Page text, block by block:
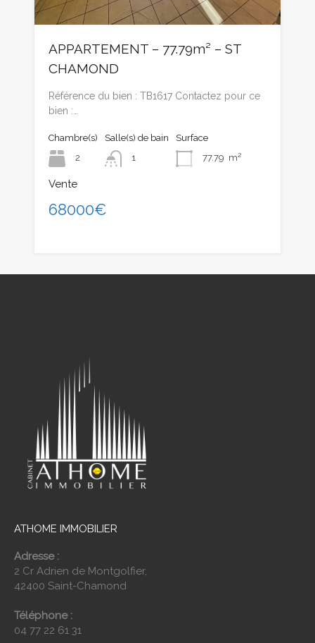
APPARTEMENT – 77.79m² – ST
CHAMOND
Référence du bien : TB1617 Contactez pour ce
bien :…
Chambre(s)
2
Salle(s) de bain
1
Surface
77.79 m²
Vente
68000€
ATHOME IMMOBILIER
Adresse :
2 Cr Adrien de Montgolfier,
42400 Saint-Chamond
Téléphone :
04 77 22 61 31